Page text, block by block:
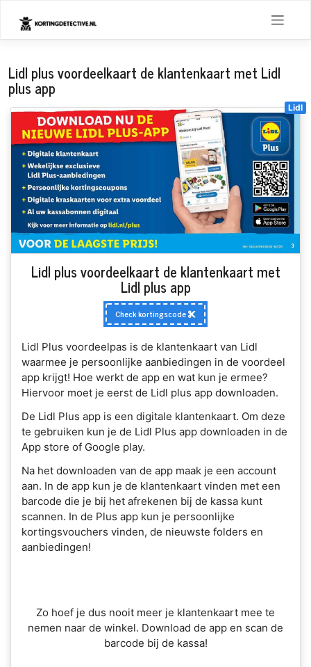
content
Lidl plus voordeelkaart de klantenkaart met Lidl
plus app
Lidl
Lidl plus voordeelkaart de klantenkaart met
Lidl plus app
Check kortingscode
Lidl Plus voordeelpas is de klantenkaart van Lidl
waarmee je persoonlijke aanbiedingen in de voordeel
app krijgt! Hoe werkt de app en wat kun je ermee?
Hiervoor moet je eerst de Lidl plus app downloaden.
De Lidl Plus app is een digitale klantenkaart. Om deze
te gebruiken kun je de Lidl Plus app downloaden in de
App store of Google play.
Na het downloaden van de app maak je een account
aan. In de app kun je de klantenkaart vinden met een
barcode die je bij het afrekenen bij de kassa kunt
scannen. In de Plus app kun je persoonlijke
kortingsvouchers vinden, de nieuwste folders en
aanbiedingen!
Zo hoef je dus nooit meer je klantenkaart mee te
nemen naar de winkel. Download de app en scan de
barcode bij de kassa!